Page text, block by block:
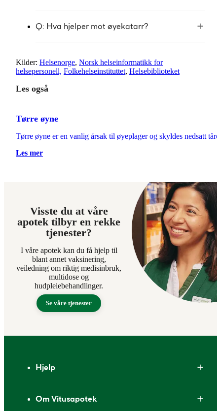
Q: Hva hjelper mot øyekatarr?
Kilder: Helsenorge, Norsk helseinformatikk for
helsepersonell, Folkehelseinstituttet, Helsebiblioteket
Les også
Tørre øyne
Tørre øyne er en vanlig årsak til øyeplager og skyldes nedsatt
Les mer
Visste du at våre
apotek tilbyr en rekke
tjenester?
I våre apotek kan du få hjelp til
blant annet vaksinering,
veiledning om riktig medisinbruk,
multidose og
hudpleiebehandlinger.
Se våre tjenester
Hjelp
Om Vitusapotek